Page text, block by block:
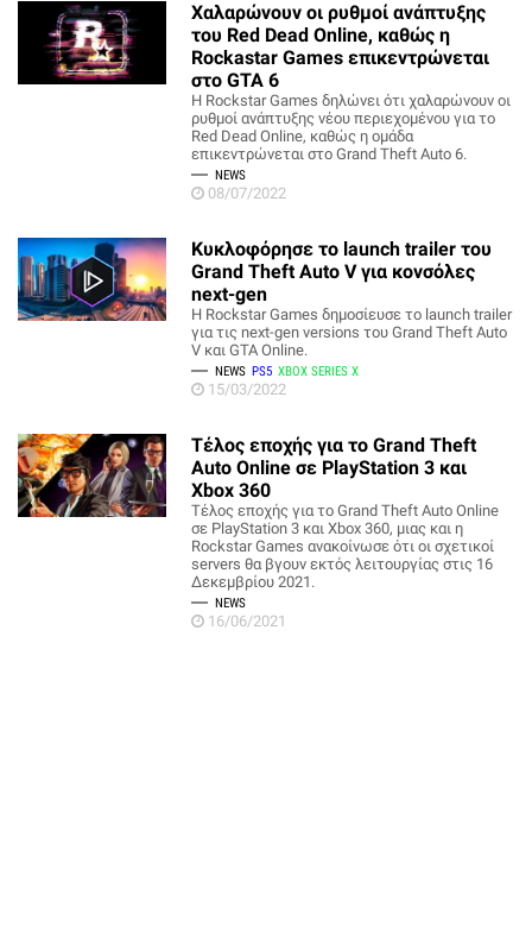
Χαλαρώνουν οι ρυθμοί ανάπτυξης
του Red Dead Online, καθώς η
Rockastar Games επικεντρώνεται
στο GTA 6
Η Rockstar Games δηλώνει ότι χαλαρώνουν οι
ρυθμοί ανάπτυξης νέου περιεχομένου για το
Red Dead Online, καθώς η ομάδα
επικεντρώνεται στο Grand Theft Auto 6.
NEWS
08/07/2022
Κυκλοφόρησε το launch trailer του
Grand Theft Auto V για κονσόλες
next-gen
Η Rockstar Games δημοσίευσε το launch trailer
για τις next-gen versions του Grand Theft Auto
V και GTA Online.
NEWS PS5 XBOX SERIES X
15/03/2022
Τέλος εποχής για το Grand Theft
Auto Online σε PlayStation 3 και
Xbox 360
Τέλος εποχής για το Grand Theft Auto Online
σε PlayStation 3 και Xbox 360, μιας και η
Rockstar Games ανακοίνωσε ότι οι σχετικοί
servers θα βγουν εκτός λειτουργίας στις 16
Δεκεμβρίου 2021.
NEWS
16/06/2021